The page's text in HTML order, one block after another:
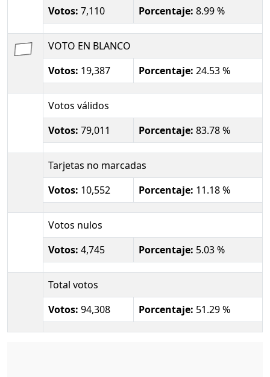
Votos: 7,110 Porcentaje: 8.99 %
VOTO EN BLANCO
Votos: 19,387 Porcentaje: 24.53 %
Votos válidos
Votos: 79,011 Porcentaje: 83.78 %
Tarjetas no marcadas
Votos: 10,552 Porcentaje: 11.18 %
Votos nulos
Votos: 4,745 Porcentaje: 5.03 %
Total votos
Votos: 94,308 Porcentaje: 51.29 %